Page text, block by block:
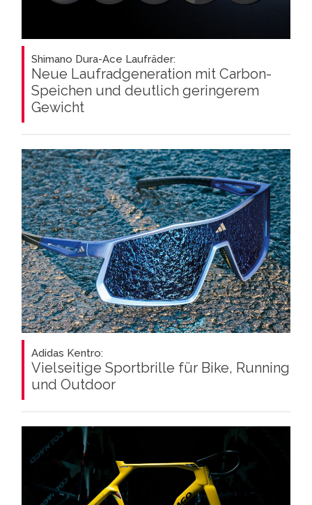
Shimano Dura-Ace Laufräder:
Neue Laufradgeneration mit Carbon-
Speichen und deutlich geringerem
Gewicht
Adidas Kentro:
Vielseitige Sportbrille für Bike, Running
und Outdoor